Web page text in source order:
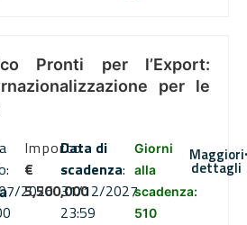
Pronti per l’Export:
per le
2026
Importo
€
5,500,000
Data di
scadenza:
31/12/2027
23:59
Giorni
alla
scadenza:
510
Maggiori
dettagli